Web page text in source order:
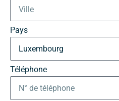
Pays
Téléphone